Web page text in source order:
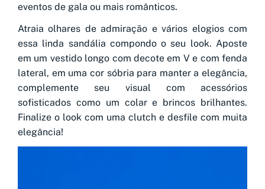
eventos de gala ou mais românticos.
Atraia olhares de admiração e vários elogios com
essa linda sandália compondo o seu look. Aposte
em um vestido longo com decote em V e com fenda
lateral, em uma cor sóbria para manter a elegância,
complemente seu visual com acessórios
sofisticados como um colar e brincos brilhantes.
Finalize o look com uma clutch e desfile com muita
elegância!